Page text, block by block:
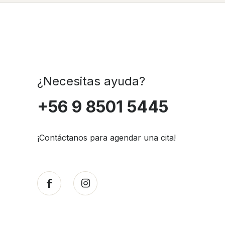
¿Necesitas ayuda?
+56 9 8501 5445
¡Contáctanos para agendar una cita!